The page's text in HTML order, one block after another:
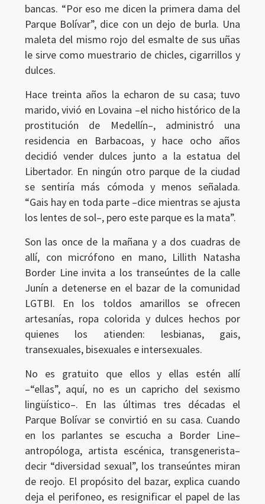
bancas. “Por eso me dicen la primera dama del
Parque Bolívar”, dice con un dejo de burla. Una
maleta del mismo rojo del esmalte de sus uñas
le sirve como muestrario de chicles, cigarrillos y
dulces.
Hace treinta años la echaron de su casa; tuvo
marido, vivió en Lovaina –el nicho histórico de la
prostitución de Medellín–, administró una
residencia en Barbacoas, y hace ocho años
decidió vender dulces junto a la estatua del
Libertador. En ningún otro parque de la ciudad
se sentiría más cómoda y menos señalada.
“Gais hay en toda parte –dice mientras se ajusta
los lentes de sol–, pero este parque es la mata”.
Son las once de la mañana y a dos cuadras de
allí, con micrófono en mano, Lillith Natasha
Border Line invita a los transeúntes de la calle
Junín a detenerse en el bazar de la comunidad
LGTBI. En los toldos amarillos se ofrecen
artesanías, ropa colorida y dulces hechos por
quienes los atienden: lesbianas, gais,
transexuales, bisexuales e intersexuales.
No es gratuito que ellos y ellas estén allí
–“ellas”, aquí, no es un capricho del sexismo
lingüístico–. En las últimas tres décadas el
Parque Bolívar se convirtió en su casa. Cuando
en los parlantes se escucha a Border Line–
antropóloga, artista escénica, transgenerista–
decir “diversidad sexual”, los transeúntes miran
de reojo. El propósito del bazar, explica cuando
deja el perifoneo, es resignificar el papel de las